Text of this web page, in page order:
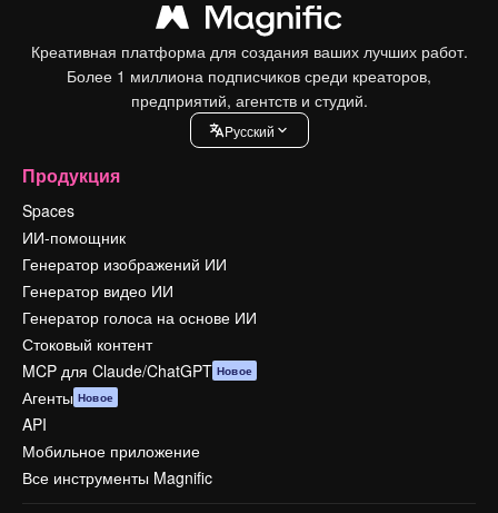
Креативная платформа для создания ваших лучших работ.
Более 1 миллиона подписчиков среди креаторов,
предприятий, агентств и студий.
Pусский
Продукция
Spaces
ИИ-помощник
Генератор изображений ИИ
Генератор видео ИИ
Генератор голоса на основе ИИ
Стоковый контент
MCP для Claude/ChatGPT Новое
Агенты Новое
API
Мобильное приложение
Все инструменты Magnific